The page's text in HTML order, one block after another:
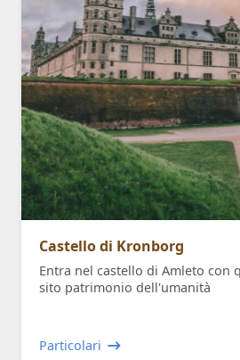
Castello di Kronborg
Entra nel castello di Amleto con
sito patrimonio dell'umanità
Particolari